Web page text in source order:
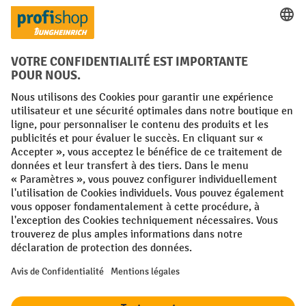
Langues
FR NL
Conditions générales Mentions légales
Protection des Données Politique de cookies
All prices excl. VAT plusshipping costsand possible delivery charges,
if not stated otherwise.
¹ La remise est valable jusqu'à épuisement des stocks. La remise ne
s'applique pas aux prix spéciaux. Il n'est pas possible de le combiner
avec d'autres réductions en pourcentage ou bons de réduction. | ² La
réduction sera accordée une seule fois lors de la première inscription
à la newsletter. Le code de réduction est valable pendant 10 jours et